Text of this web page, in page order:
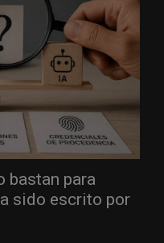
bastan para
sido escrito por